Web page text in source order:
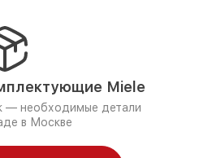
Miele
— необходимые детали
в Москве